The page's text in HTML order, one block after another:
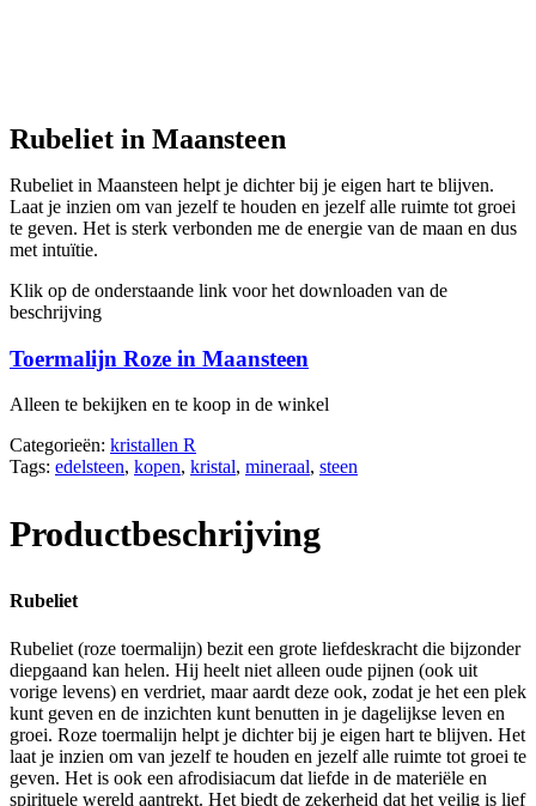
Rubeliet in Maansteen
Rubeliet in Maansteen helpt je dichter bij je eigen hart te blijven.
Laat je inzien om van jezelf te houden en jezelf alle ruimte tot groei
te geven. Het is sterk verbonden me de energie van de maan en dus
met intuïtie.
Klik op de onderstaande link voor het downloaden van de
beschrijving
Toermalijn Roze in Maansteen
Alleen te bekijken en te koop in de winkel
Categorieën: kristallen R
Tags: edelsteen, kopen, kristal, mineraal, steen
Productbeschrijving
Rubeliet
Rubeliet (roze toermalijn) bezit een grote liefdeskracht die bijzonder
diepgaand kan helen. Hij heelt niet alleen oude pijnen (ook uit
vorige levens) en verdriet, maar aardt deze ook, zodat je het een plek
kunt geven en de inzichten kunt benutten in je dagelijkse leven en
groei. Roze toermalijn helpt je dichter bij je eigen hart te blijven. Het
laat je inzien om van jezelf te houden en jezelf alle ruimte tot groei te
geven. Het is ook een afrodisiacum dat liefde in de materiële en
spirituele wereld aantrekt. Het biedt de zekerheid dat het veilig is lief